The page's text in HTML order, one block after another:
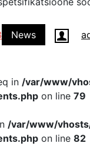
News
in /var/www/
on line 79
/var/www/
on line 82